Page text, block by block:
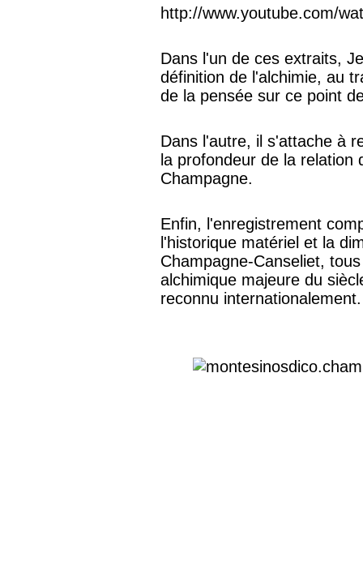
http://www.youtube.com/
Dans l'un de ces extraits,
définition de l'alchimie, au
de la pensée sur ce point
Dans l'autre, il s'attache à
la profondeur de la relation
Champagne.
Enfin, l'enregistrement
l'historique matériel et la
Champagne-Canseliet,
alchimique majeure du
reconnu internationalement.